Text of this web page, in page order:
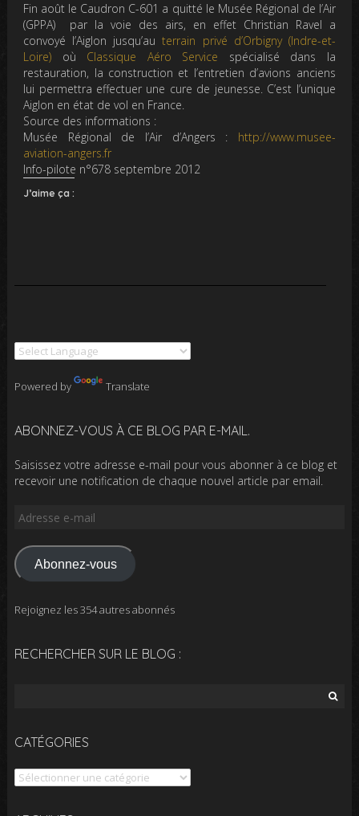
Fin août le Caudron C-601 a quitté le Musée Régional de l’Air
(GPPA) par la voie des airs, en effet Christian Ravel a
convoyé l’Aiglon jusqu’auterrain privé d’Orbigny (Indre-et-
Loire) où Classique Aéro Service spécialisé dans la
restauration, la construction et l’entretien d’avions anciens
lui permettra effectuer une cure de jeunesse. C’est l’unique
Aiglon en état de vol en France.
Source des informations :
Musée Régional de l’Air d’Angers : http://www.musee-
aviation-angers.fr
Info-pilote n°678 septembre 2012
J’aime ça :
Powered by Translate
ABONNEZ-VOUS À CE BLOG PAR E-MAIL.
Saisissez votre adresse e-mail pour vous abonner à ce blog et
recevoir une notification de chaque nouvel article par email.
Adresse
mail
Abonnez-vous
Rejoignez les 354 autres abonnés
RECHERCHER SUR LE BLOG :
CATÉGORIES
Catégories